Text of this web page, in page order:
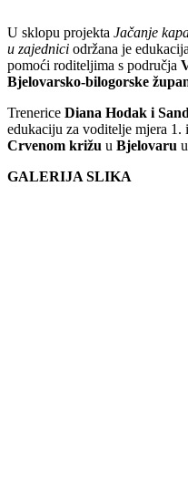
U sklopu projekta Jačanje
u zajednici održana je edukacija
pomoći roditeljima s područja
Bjelovarsko-bilogorske
Trenerice Diana Hodak i
edukaciju za voditelje mjera 1.
Crvenom križu u Bjelovaru
GALERIJA SLIKA